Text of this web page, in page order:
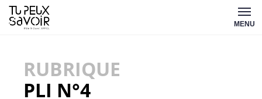
Aller
au
MENU
RUBRIQUE
PLI N°4